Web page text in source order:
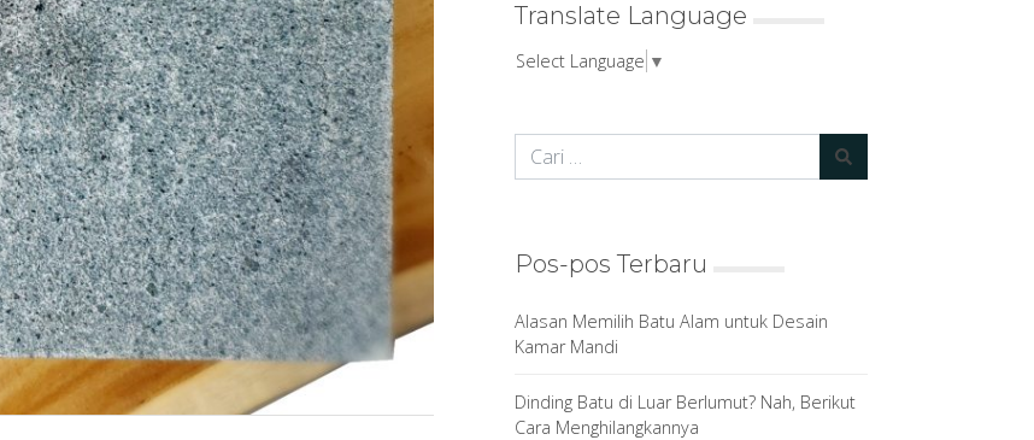
Translate Language
Select Language ▼
Pos-pos Terbaru
Alasan Memilih Batu Alam untuk Desain
Kamar Mandi
Dinding Batu di Luar Berlumut? Nah, Berikut
Cara Menghilangkannya